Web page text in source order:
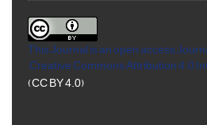
This Journal is an open access
Creative Commons Attribution 4.0
(CC BY 4.0)